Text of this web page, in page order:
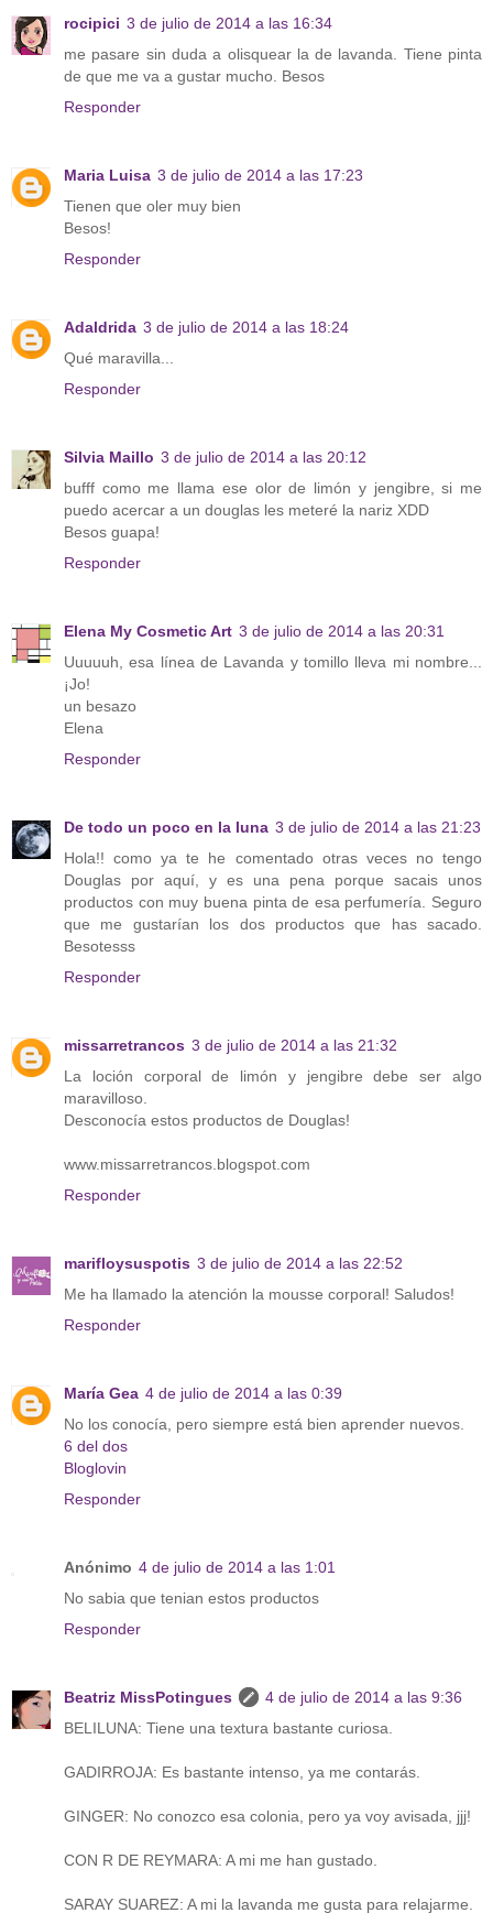
rocipici 3 de julio de 2014 a las 16:34
me pasare sin duda a olisquear la de lavanda. Tiene pinta
de que me va a gustar mucho. Besos
Responder
Maria Luisa 3 de julio de 2014 a las 17:23
Tienen que oler muy bien
Besos!
Responder
Adaldrida 3 de julio de 2014 a las 18:24
Qué maravilla...
Responder
Silvia Maillo 3 de julio de 2014 a las 20:12
bufff como me llama ese olor de limón y jengibre, si me
puedo acercar a un douglas les meteré la nariz XDD
Besos guapa!
Responder
Elena My Cosmetic Art 3 de julio de 2014 a las 20:31
Uuuuuh, esa línea de Lavanda y tomillo lleva mi nombre...
¡Jo!
un besazo
Elena
Responder
De todo un poco en la luna 3 de julio de 2014 a las 21:23
Hola!! como ya te he comentado otras veces no tengo
Douglas por aquí, y es una pena porque sacais unos
productos con muy buena pinta de esa perfumería. Seguro
que me gustarían los dos productos que has sacado.
Besotesss
Responder
missarretrancos 3 de julio de 2014 a las 21:32
La loción corporal de limón y jengibre debe ser algo
maravilloso.
Desconocía estos productos de Douglas!
www.missarretrancos.blogspot.com
Responder
marifloysuspotis 3 de julio de 2014 a las 22:52
Me ha llamado la atención la mousse corporal! Saludos!
Responder
María Gea 4 de julio de 2014 a las 0:39
No los conocía, pero siempre está bien aprender nuevos.
6 del dos
Bloglovin
Responder
Anónimo 4 de julio de 2014 a las 1:01
No sabia que tenian estos productos
Responder
Beatriz MissPotingues
4 de julio de 2014 a las 9:36
BELILUNA: Tiene una textura bastante curiosa.
GADIRROJA: Es bastante intenso, ya me contarás.
GINGER: No conozco esa colonia, pero ya voy avisada, jjj!
CON R DE REYMARA: A mi me han gustado.
SARAY SUAREZ: A mi la lavanda me gusta para relajarme.